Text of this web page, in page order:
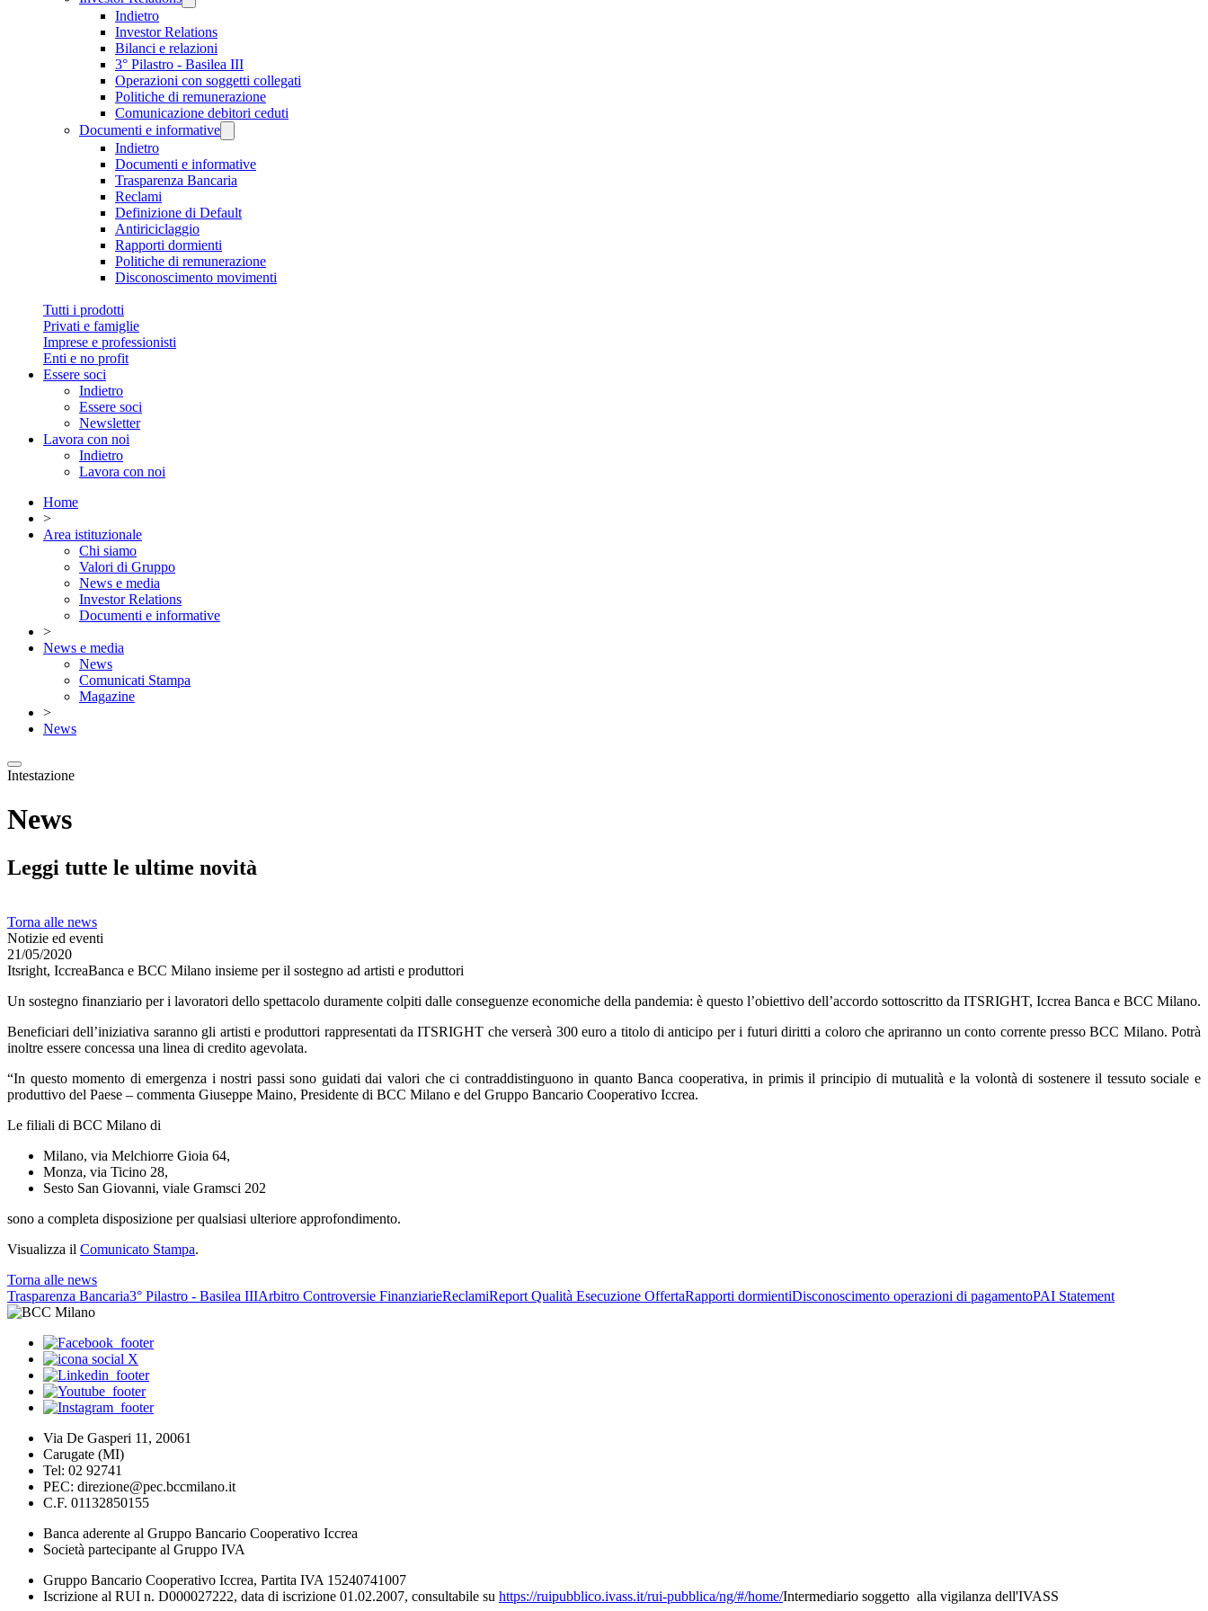
Indietro
Investor Relations
Bilanci e relazioni
3° Pilastro - Basilea III
Operazioni con soggetti collegati
Politiche di remunerazione
Comunicazione debitori ceduti
Documenti e informative
Indietro
Documenti e informative
Trasparenza Bancaria
Reclami
Definizione di Default
Antiriciclaggio
Rapporti dormienti
Politiche di remunerazione
Disconoscimento movimenti
Tutti i prodotti
Privati e famiglie
Imprese e professionisti
Enti e no profit
Essere soci
Indietro
Essere soci
Newsletter
Lavora con noi
Indietro
Lavora con noi
Home
>
Area istituzionale
Chi siamo
Valori di Gruppo
News e media
Investor Relations
Documenti e informative
>
News e media
News
Comunicati Stampa
Magazine
>
News
Intestazione
News
Leggi tutte le ultime novità
Torna alle news
Notizie ed eventi
21/05/2020
Itsright, IccreaBanca e BCC Milano insieme per il sostegno ad artisti e produttori
Un sostegno finanziario per i lavoratori dello spettacolo duramente colpiti dalle conseguenze economiche della pandemia: è questo l’obiettivo dell’accordo sottoscritto da ITSRIGHT, Iccrea Banca e BCC Milano.
Beneficiari dell’iniziativa saranno gli artisti e produttori rappresentati da ITSRIGHT che verserà 300 euro a titolo di anticipo per i futuri diritti a coloro che apriranno un conto corrente presso BCC Milano. Potrà
inoltre essere concessa una linea di credito agevolata.
“In questo momento di emergenza i nostri passi sono guidati dai valori che ci contraddistinguono in quanto Banca cooperativa, in primis il principio di mutualità e la volontà di sostenere il tessuto sociale e
produttivo del Paese – commenta Giuseppe Maino, Presidente di BCC Milano e del Gruppo Bancario Cooperativo Iccrea.
Le filiali di BCC Milano di
Milano, via Melchiorre Gioia 64,
Monza, via Ticino 28,
Sesto San Giovanni, viale Gramsci 202
sono a completa disposizione per qualsiasi ulteriore approfondimento.
Visualizza il Comunicato Stampa.
Torna alle news
Trasparenza Bancaria3° Pilastro - Basilea IIIArbitro Controversie FinanziarieReclamiReport Qualità Esecuzione OffertaRapporti dormientiDisconoscimento operazioni di pagamentoPAI Statement
Via De Gasperi 11, 20061
Carugate (MI)
Tel: 02 92741
PEC: direzione@pec.bccmilano.it
C.F. 01132850155
Banca aderente al Gruppo Bancario Cooperativo Iccrea
Società partecipante al Gruppo IVA
Gruppo Bancario Cooperativo Iccrea, Partita IVA 15240741007
Iscrizione al RUI n. D000027222, data di iscrizione 01.02.2007, consultabile su https://ruipubblico.ivass.it/rui-pubblica/ng/#/home/Intermediario soggetto alla vigilanza dell'IVASS